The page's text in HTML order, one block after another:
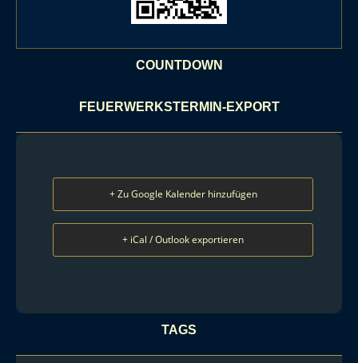
COUNTDOWN
FEUERWERKSTERMIN-EXPORT
+ Zu Google Kalender hinzufügen
+ iCal / Outlook exportieren
TAGS